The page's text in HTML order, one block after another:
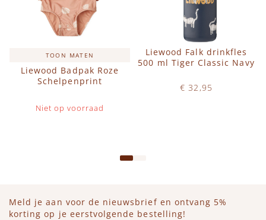
TOON MATEN
Liewood Badpak Roze
Schelpenprint
Niet op voorraad
Liewood Falk drinkfles
500 ml Tiger Classic Navy
€ 32,95
Meld je aan voor de nieuwsbrief en ontvang 5%
korting op je eerstvolgende bestelling!